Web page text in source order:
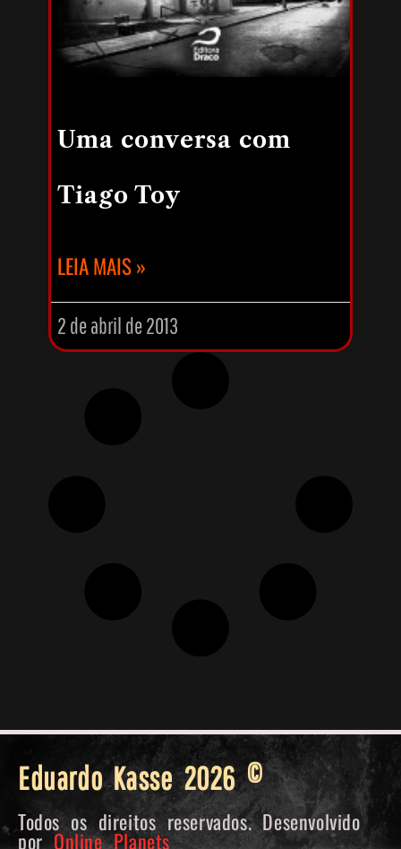
Uma conversa com
Tiago Toy
LEIA MAIS »
2 de abril de 2013
Eduardo Kasse 2026 ©
Todos os direitos reservados. Desenvolvido
por Online Planets